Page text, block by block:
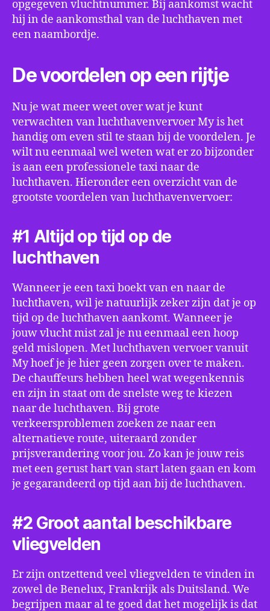
opgegeven vluchtnummer. Bij aankomst wacht
hij in de aankomsthal van de luchthaven met
een naambordje.
De voordelen op een rijtje
Nu je wat meer weet over wat je kunt
verwachten van luchthavenvervoer My is het
handig om even stil te staan bij de voordelen. Je
wilt nu eenmaal wel weten wat er zo bijzonder
is aan een professionele taxi naar de
luchthaven. Hieronder een overzicht van de
grootste voordelen van luchthavenvervoer:
#1 Altijd op tijd op de
luchthaven
Wanneer je een taxi boekt van en naar de
luchthaven, wil je natuurlijk zeker zijn dat je op
tijd op de luchthaven aankomt. Wanneer je
jouw vlucht mist zal je nu eenmaal een hoop
geld mislopen. Met luchthaven vervoer vanuit
My hoef je je hier geen zorgen over te maken.
De chauffeurs hebben heel wat wegenkennis
en zijn in staat om de snelste weg te kiezen
naar de luchthaven. Bij grote
verkeersproblemen zoeken ze naar een
alternatieve route, uiteraard zonder
prijsverandering voor jou. Zo kan je jouw reis
met een gerust hart van start laten gaan en kom
je gegarandeerd op tijd aan bij de luchthaven.
#2 Groot aantal beschikbare
vliegvelden
Er zijn ontzettend veel vliegvelden te vinden in
zowel de Benelux, Frankrijk als Duitsland. We
begrijpen maar al te goed dat het mogelijk is dat